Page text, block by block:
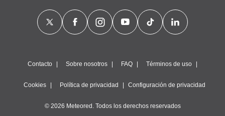
Contacto Sobre nosotros FAQ Términos de uso
Cookies Política de privacidad Configuración de privacidad
© 2026 Meteored. Todos los derechos reservados